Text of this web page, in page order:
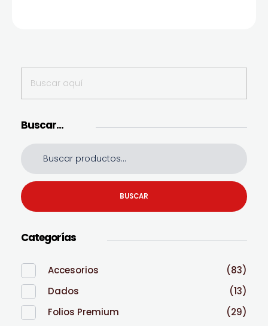
Buscar…
BUSCAR
Categorías
Accesorios
(83)
Dados
(13)
Folios Premium
(29)